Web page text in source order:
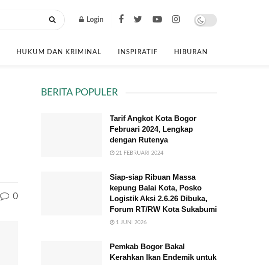
Login
HUKUM DAN KRIMINAL INSPIRATIF HIBURAN
0
BERITA POPULER
Tarif Angkot Kota Bogor
Februari 2024, Lengkap
dengan Rutenya
21 FEBRUARI 2024
Siap-siap Ribuan Massa
kepung Balai Kota, Posko
Logistik Aksi 2.6.26 Dibuka,
Forum RT/RW Kota Sukabumi
1 JUNI 2026
Pemkab Bogor Bakal
Kerahkan Ikan Endemik untuk